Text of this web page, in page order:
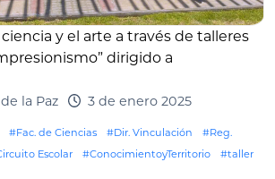
y el arte a través de talleres
dirigido a
la Paz 3 de enero 2025
#Fac. de Ciencias #Dir. Vinculación
#Reg.
Escolar #ConocimientoyTerritorio #taller